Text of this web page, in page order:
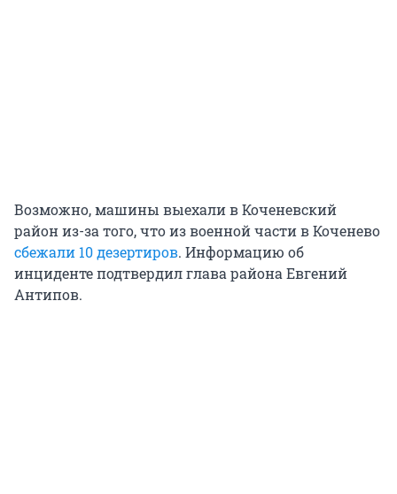
Возможно, машины выехали в Коченевский
район из-за того, что из военной части в Коченево
сбежали 10 дезертиров. Информацию об
инциденте подтвердил глава района Евгений
Антипов.